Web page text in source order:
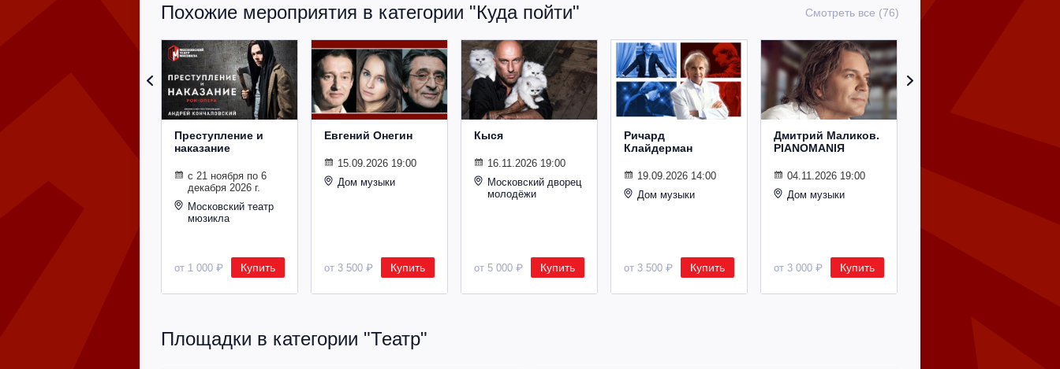
Похожие мероприятия в категории "Куда пойти" Смотреть все (76)
Преступление и
наказание
с 21 ноября по 6
декабря 2026 г.
Московский театр
мюзикла
от 1 000 ₽ Купить
Евгений Онегин
15.09.2026 19:00
Дом музыки
от 3 500 ₽ Купить
Кыся
16.11.2026 19:00
Московский дворец
молодёжи
от 5 000 ₽ Купить
Ричард
Клайдерман
19.09.2026 14:00
Дом музыки
от 3 500 ₽ Купить
Дмитрий Маликов.
PIANOMANIЯ
04.11.2026 19:00
Дом музыки
от 3 000 ₽ Купить
Площадки в категории "Театр"